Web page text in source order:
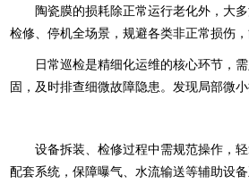
陶瓷膜的损耗除正常运行老化外，大多
检修、停机全场景，规避各类非正常损伤
日常巡检是精细化运维的核心环节，需
固，及时排查细微故障隐患。发现局部微
设备拆装、检修过程中需规范操作，轻
配套系统，保障曝气、水流输送等辅助设